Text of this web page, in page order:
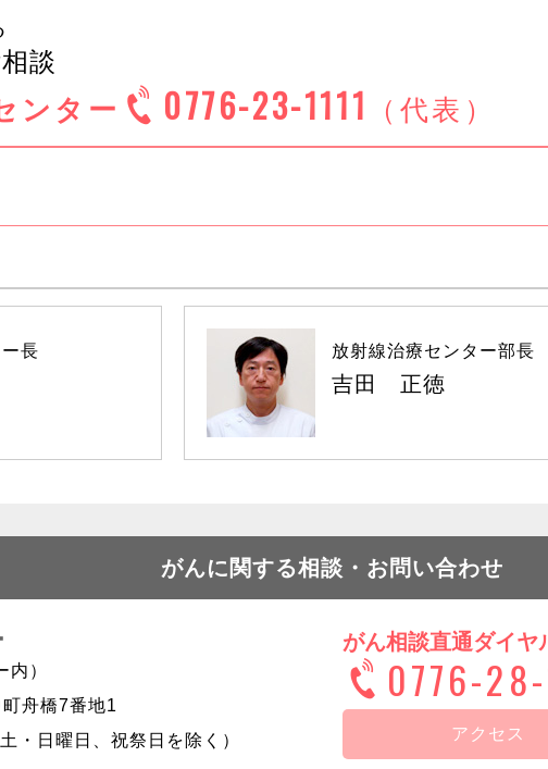
談
ンター 0776-23-1111 （代表）
長 放射線治療センター部長
吉田 正徳
がんに関する相談・お問い合わせ
内）
舟橋7番地1
・日曜日、祝祭日を除く）
がん相談直通ダイヤ
0776-
アクセス